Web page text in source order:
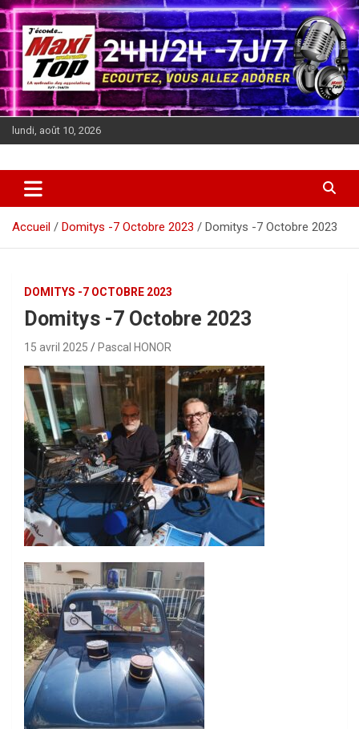
Aller
au
contenu
lundi, août 10, 2026
La Webradio des associations
Accueil Domitys -7 Octobre 2023 Domitys -7 Octobre 2023
DOMITYS -7 OCTOBRE 2023
Domitys -7 Octobre 2023
15 avril 2025 Pascal HONOR